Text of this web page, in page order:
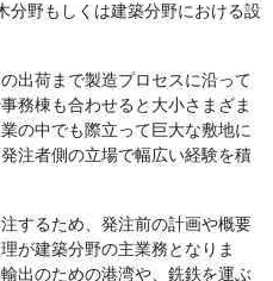
分野もしくは建築分野における設
出荷まで製造プロセスに沿って
務棟も合わせると大小さまざま
の中でも際立って巨大な敷地に
注者側の立場で幅広い経験を積
するため、発注前の計画や概要
が建築分野の主業務となりま
出のための港湾や、銑鉄を運ぶ